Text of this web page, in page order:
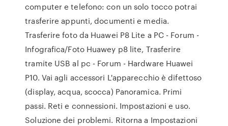
computer e telefono: con un solo tocco potrai
trasferire appunti, documenti e media.
Trasferire foto da Huawei P8 Lite a PC - Forum -
Infografica/Foto Huawey p8 lite, Trasferire
tramite USB al pc - Forum - Hardware Huawei
P10. Vai agli accessori L'apparecchio è difettoso
(display, acqua, scocca) Panoramica. Primi
passi. Reti e connessioni. Impostazioni e uso.
Soluzione dei problemi. Ritorna a Impostazioni